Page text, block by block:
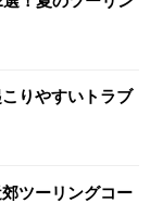
りやすいトラブ
ツーリングコー